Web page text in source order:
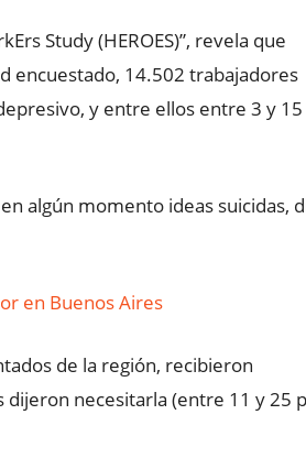
Study (HEROES)”, revela que
encuestado, 14.502 trabajadores
y entre ellos entre 3 y 15
algún momento ideas suicidas,
en Buenos Aires
de la región, recibieron
dijeron necesitarla (entre 11 y 25